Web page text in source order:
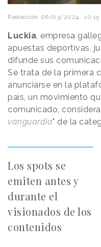
Redacción 06/03/2024 · 10:15
Luckia , empresa
apuestas deportivas,
difunde sus
Se trata de la primera
anunciarse en la
país, un movimiento
comunicado,
vanguardia" de la
Los spots se
emiten antes y
durante el
visionados de los
contenidos